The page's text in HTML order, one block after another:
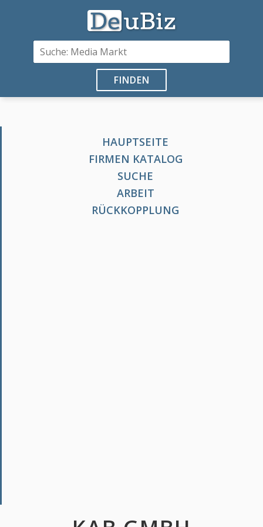
FINDEN
HAUPTSEITE
FIRMEN KATALOG
SUCHE
ARBEIT
RÜCKKOPPLUNG